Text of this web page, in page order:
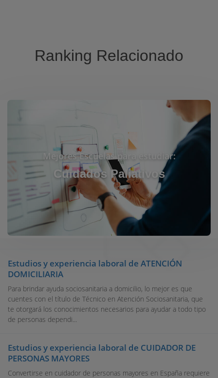
Ranking Relacionado
Mejores Escuelas para estudiar:
Cuidados Paliativos
Estudios y experiencia laboral de ATENCIÓN
DOMICILIARIA
Para brindar ayuda sociosanitaria a domicilio, lo mejor es que
cuentes con el título de Técnico en Atención Sociosanitaria, que
te otorgará los conocimientos necesarios para ayudar a todo tipo
de personas dependi...
Estudios y experiencia laboral de CUIDADOR DE
PERSONAS MAYORES
Convertirse en cuidador de personas mayores en España requiere